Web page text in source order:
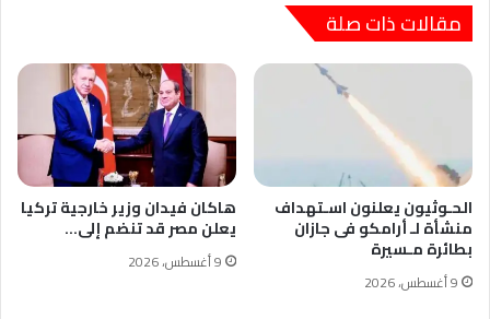
مقالات ذات صلة
الحـوثيون يعلنون اسـتهداف
منشأة لـ أرامكو فى جازان
بطائرة مـسيرة
9 أغسطس، 2026
هاكان فيدان وزير خارجية تركيا
يعلن مصر قد تنضم إلى…
9 أغسطس، 2026